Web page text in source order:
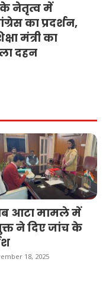
के नेतृत्व में
का प्रदर्शन,
मंत्री का
दहन
आटा मामले में
ने दिए जांच के
18, 2025